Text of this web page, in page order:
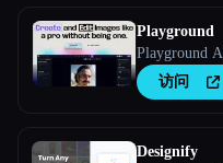
Playground
Playground
访问
Designify